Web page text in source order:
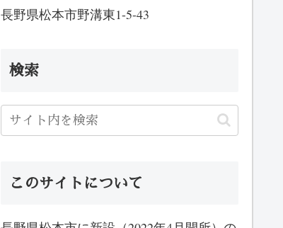
長野県松本市野溝東1-5-43
検索
このサイトについて